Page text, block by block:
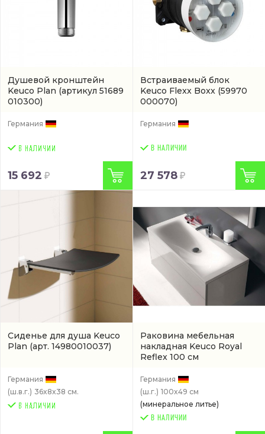
Душевой кронштейн
Keuco Plan (артикул 51689
010300)
Германия
15 692
Встраиваемый блок
Keuco Flexx Boxx (59970
000070)
Германия
В НАЛИЧИИ
27 578
Сиденье для душа Keuco
Plan (арт. 14980010037)
Германия
(ш.в.г.) 36x8x38 см.
Раковина мебельная
накладная Keuco Royal
Reflex 100 см
Германия
(ш.г.) 100x49 см
(минеральное литье)
В НАЛИЧИИ